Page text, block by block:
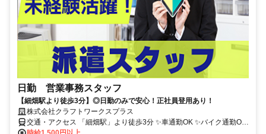
日勤 営業事務スタッフ
【細畑駅より徒歩3分】◎日勤のみで安心！正社員登用あり！
株式会社クラフトワークスプラス
交通・アクセス 「細畑駅」より徒歩3分 ✨車通勤OK ✨バイク通勤OK